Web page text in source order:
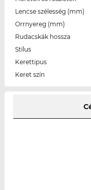
Lencse szélesség (mm)
Orrnyereg (mm)
Rudacskák hossza
Stílus
Kerettipus
Keret szín